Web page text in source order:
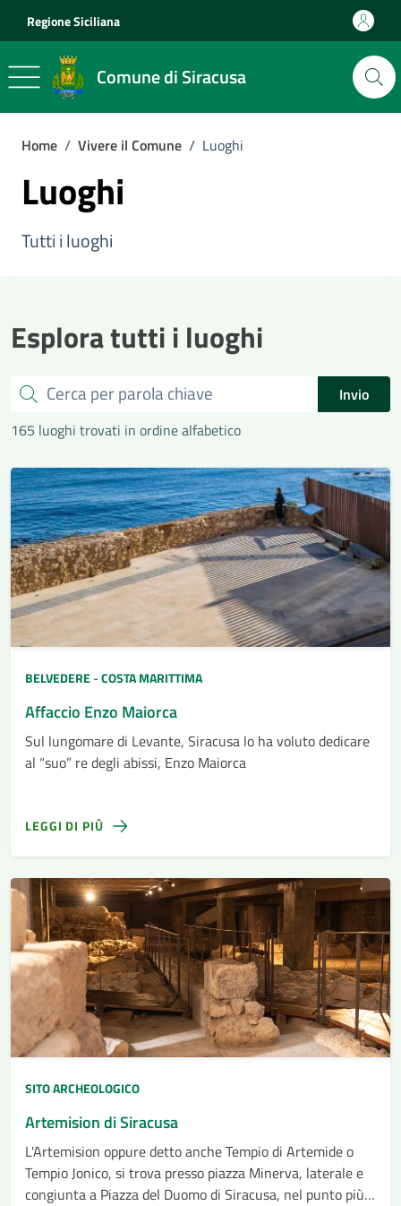
Regione Siciliana
Comune di Siracusa
Home / Vivere il Comune / Luoghi
Luoghi
Tutti i luoghi
Esplora tutti i luoghi
Cerca
Invio
165 luoghi trovati in ordine alfabetico
BELVEDERE-COSTA MARITTIMA
Affaccio Enzo Maiorca
Sul lungomare di Levante, Siracusa lo ha voluto dedicare
al “suo” re degli abissi, Enzo Maiorca
LEGGI DI PIÙ
SITO ARCHEOLOGICO
Artemision di Siracusa
L'Artemision oppure detto anche Tempio di Artemide o
Tempio Jonico, si trova presso piazza Minerva, laterale e
congiunta a Piazza del Duomo di Siracusa, nel punto più